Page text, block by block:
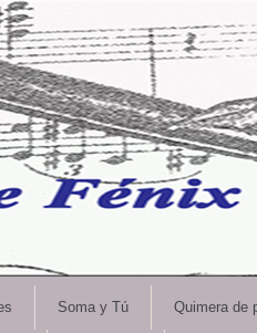
Soma y Tú Quimera de